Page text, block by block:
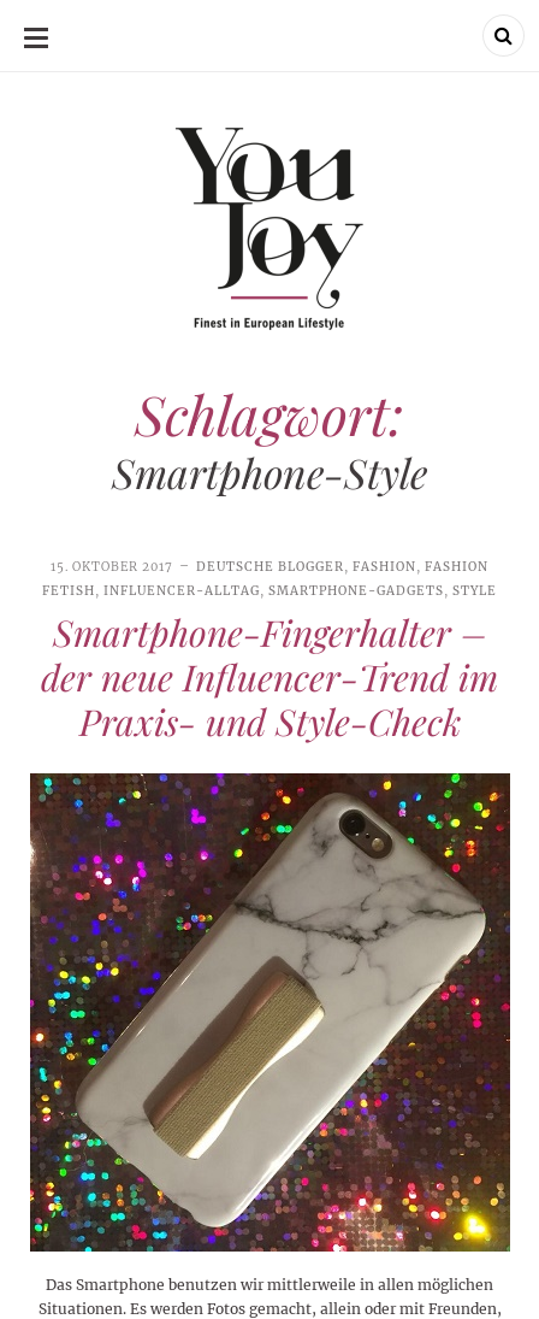
SKIP
Schlagwort:
Smartphone-Style
15. OKTOBER 2017 DEUTSCHE BLOGGER, FASHION,FASHION
FETISH, INFLUENCER-ALLTAG, SMARTPHONE-GADGETS,STYLE
Smartphone-Fingerhalter –
der neue Influencer-Trend im
Praxis- und Style-Check
Das Smartphone benutzen wir mittlerweile in allen möglichen
Situationen. Es werden Fotos gemacht, allein oder mit Freunden,